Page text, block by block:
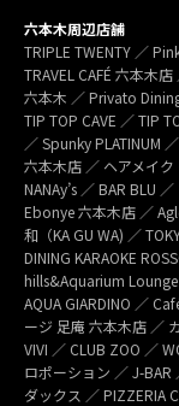
六本木周辺店舗
TRIPLE TWENTY ／
TRAVEL CAFÉ 六本木
六本木 ／ Privato
TIP TOP CAVE ／ TIP
／ Spunky PLATINUM
六本木店 ／ ヘアメイ
NANAy’s ／ BAR BLU
Ebonye 六本木店 ／
和（KA GU WA) ／
DINING KARAOKE
hills&Aquarium
AQUA GIARDINO ／
ージ 足庵 六本木店 ／
VIVI ／ CLUB ZOO ／
ロポーション ／ J-BAR
ダックス ／ PIZZERIA